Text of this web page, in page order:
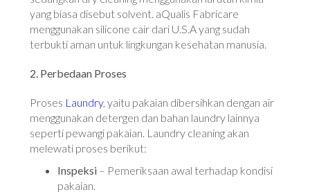
yang biasa disebut solvent. aQualis Fabricare
menggunakan silicone cair dari U.S.A yang sudah
terbukti aman untuk lingkungan kesehatan manusia.
2. Perbedaan Proses
Proses Laundry, yaitu pakaian dibersihkan dengan air
menggunakan detergen dan bahan laundry lainnya
seperti pewangi pakaian. Laundry cleaning akan
melewati proses berikut:
Inspeksi – Pemeriksaan awal terhadap kondisi
pakaian.